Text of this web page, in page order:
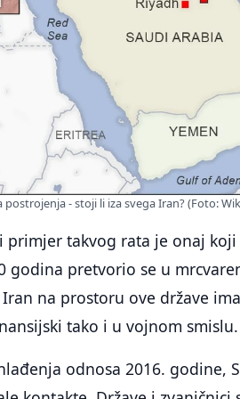
- stoji li iza svega Iran? (Foto:
takvog rata je onaj koji
godina pretvorio se u
na prostoru ove države
tako i u vojnom smislu.
odnosa 2016. godine,